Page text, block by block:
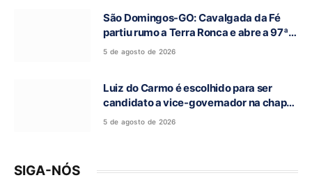
São Domingos-GO: Cavalgada da Fé
partiu rumo a Terra Ronca e abre a 97ª
Romaria do Bom Jesus da Lapa
5 de agosto de 2026
Luiz do Carmo é escolhido para ser
candidato a vice-governador na chapa
de Daniel Vilela
5 de agosto de 2026
SIGA-NÓS